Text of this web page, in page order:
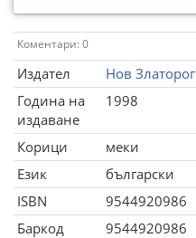
Коментари: 0
Издател
Нов Златорог
Година на
издаване
1998
Корици
меки
Език
български
ISBN
9544920986
Баркод
9544920986